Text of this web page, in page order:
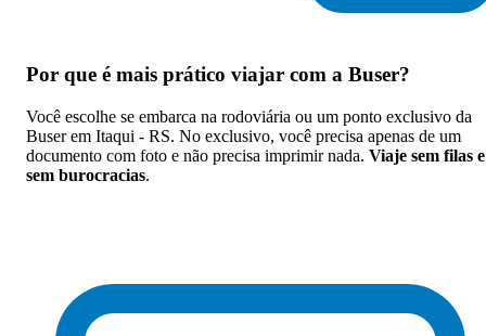
Por que é mais prático viajar com a Buser?
Você escolhe se embarca na rodoviária ou um ponto exclusivo da
Buser em Itaqui - RS. No exclusivo, você precisa apenas de um
documento com foto e não precisa imprimir nada. Viaje sem filas e
sem burocracias.